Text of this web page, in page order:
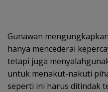
Gunawan
hanya mencederai
tetapi juga
untuk menakut-nakuti
seperti ini harus ditindak